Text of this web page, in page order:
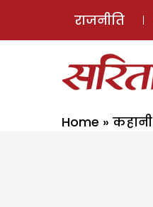
राजनीति
Home » कहानी